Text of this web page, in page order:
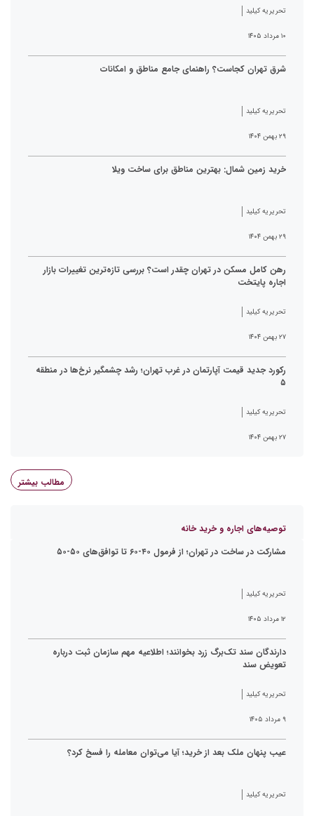
تحریریه کیلید
۱۰ مرداد ۱۴۰۵
شرق تهران کجاست؟ راهنمای جامع مناطق و امکانات
تحریریه کیلید
۲۹ بهمن ۱۴۰۴
خرید زمین شمال: بهترین مناطق برای ساخت ویلا
تحریریه کیلید
۲۹ بهمن ۱۴۰۴
رهن کامل مسکن در تهران چقدر است؟ بررسی تازه‌ترین تغییرات بازار
اجاره پایتخت
تحریریه کیلید
۲۷ بهمن ۱۴۰۴
رکورد جدید قیمت آپارتمان در غرب تهران؛ رشد چشمگیر نرخ‌ها در منطقه
۵
تحریریه کیلید
۲۷ بهمن ۱۴۰۴
مطالب بیشتر
توصیه‌های اجاره و خرید خانه
مشارکت در ساخت در تهران؛ از فرمول ۴۰-۶۰ تا توافق‌های ۵۰-۵۰
تحریریه کیلید
۱۲ مرداد ۱۴۰۵
دارندگان سند تک‌برگ زرد بخوانند؛ اطلاعیه مهم سازمان ثبت درباره
تعویض سند
تحریریه کیلید
۹ مرداد ۱۴۰۵
عیب پنهان ملک بعد از خرید؛ آیا می‌توان معامله را فسخ کرد؟
تحریریه کیلید